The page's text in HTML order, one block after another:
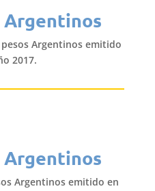
Argentinos emitido
2017.
Argentinos emitido en